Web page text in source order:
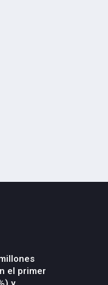
el primer